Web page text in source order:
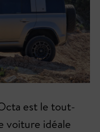
est le tout-
voiture idéale